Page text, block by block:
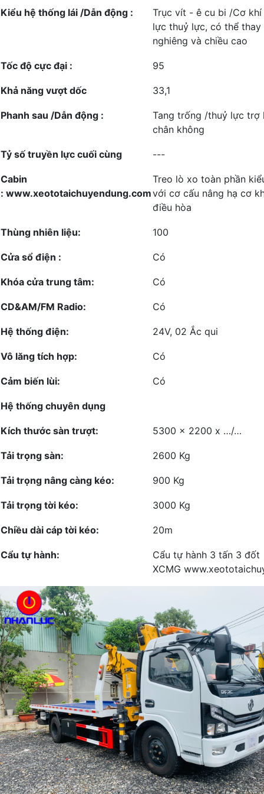
Kiểu hệ thống lái /Dẫn động :
Trục vít - ê cu bi /Cơ
lực thuỷ lực, có thể
nghiêng và chiều cao
Tốc độ cực đại : 95
Khả năng vượt dốc 33,1
Phanh sau /Dẫn động :
Tang trống /thuỷ lực trợ
chân không
Tỷ số truyền lực cuối cùng ---
Cabin
: www.xeototaichuyendung.com
Treo lò xo toàn phần
với cơ cấu nâng hạ cơ
điều hòa
Thùng nhiên liệu: 100
Cửa sổ điện : Có
Khóa cửa trung tâm: Có
CD&AM/FM Radio: Có
Hệ thống điện: 24V, 02 Ắc qui
Vô lăng tích hợp: Có
Cảm biến lùi: Có
Hệ thống chuyên dụng
Kích thước sàn trượt: 5300 x 2200 x …/…
Tải trọng sàn: 2600 Kg
Tải trọng nâng càng kéo: 900 Kg
Tải trọng tời kéo: 3000 Kg
Chiều dài cáp tời kéo: 20m
Cẩu tự hành:
Cẩu tự hành 3 tấn 3 đốt
XCMG